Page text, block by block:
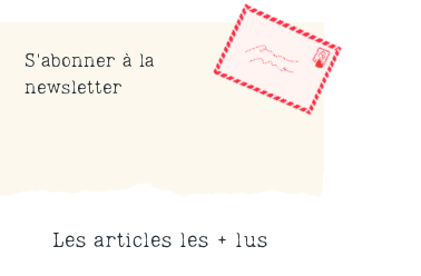
S'abonner à la
newsletter
Les articles les + lus